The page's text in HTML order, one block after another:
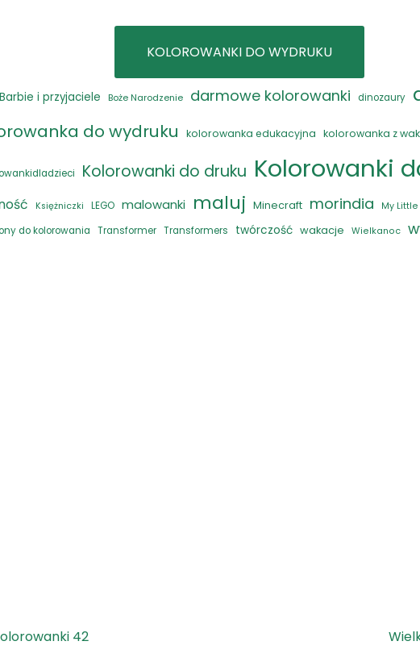
KOLOROWANKI DO WYDRUKU
Barbie i przyjaciele Boże Narodzenie darmowe kolorowanki dinozaury
do wydruku kolorowanka edukacyjna kolorowanka z
Kolorowanki do druku Kolorowanki
Księżniczki LEGO malowanki maluj Minecraft morindia My
do kolorowania Transformer Transformers twórczość wakacje Wielkanoc
42